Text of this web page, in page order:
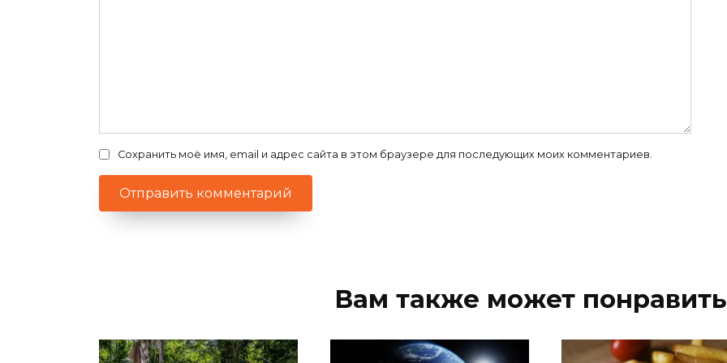
Сохранить моё имя, email и адрес сайта в этом браузере для последующих моих комментариев.
Вам также может